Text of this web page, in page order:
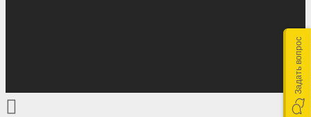
Задать вопрос